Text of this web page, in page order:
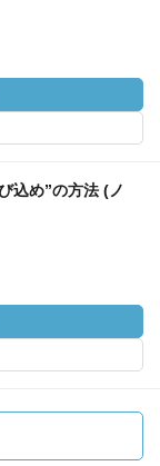
込め”の方法 (ノ